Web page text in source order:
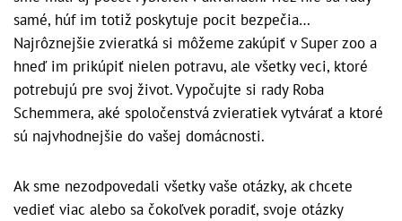
samé, húf im totiž poskytuje pocit bezpečia…
Najrôznejšie zvieratká si môžeme zakúpiť v Super zoo a
hneď im prikúpiť nielen potravu, ale všetky veci, ktoré
potrebujú pre svoj život. Vypočujte si rady Roba
Schemmera, aké spoločenstvá zvieratiek vytvárať a ktoré
sú najvhodnejšie do vašej domácnosti.
Ak sme nezodpovedali všetky vaše otázky, ak chcete
vedieť viac alebo sa čokoľvek poradiť, svoje otázky